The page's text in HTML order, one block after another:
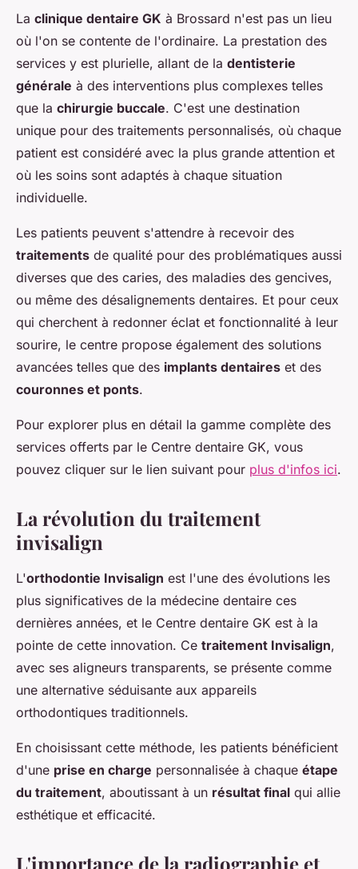
La clinique dentaire GK à Brossard n'est pas un lieu
où l'on se contente de l'ordinaire. La prestation des
services y est plurielle, allant de la dentisterie
générale à des interventions plus complexes telles
que la chirurgie buccale. C'est une destination
unique pour des traitements personnalisés, où chaque
patient est considéré avec la plus grande attention et
où les soins sont adaptés à chaque situation
individuelle.
Les patients peuvent s'attendre à recevoir des
traitements de qualité pour des problématiques aussi
diverses que des caries, des maladies des gencives,
ou même des désalignements dentaires. Et pour ceux
qui cherchent à redonner éclat et fonctionnalité à leur
sourire, le centre propose également des solutions
avancées telles que des implants dentaires et des
couronnes et ponts.
Pour explorer plus en détail la gamme complète des
services offerts par le Centre dentaire GK, vous
pouvez cliquer sur le lien suivant pour plus d'infos ici.
La révolution du traitement
invisalign
L'orthodontie Invisalign est l'une des évolutions les
plus significatives de la médecine dentaire ces
dernières années, et le Centre dentaire GK est à la
pointe de cette innovation. Ce traitement Invisalign,
avec ses aligneurs transparents, se présente comme
une alternative séduisante aux appareils
orthodontiques traditionnels.
En choisissant cette méthode, les patients bénéficient
d'une prise en charge personnalisée à chaque étape
du traitement, aboutissant à un résultat final qui allie
esthétique et efficacité.
L'importance de la radiographie et